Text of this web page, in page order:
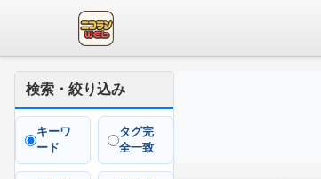
検索・絞り込み
キーワ
ード
タグ完
全一致